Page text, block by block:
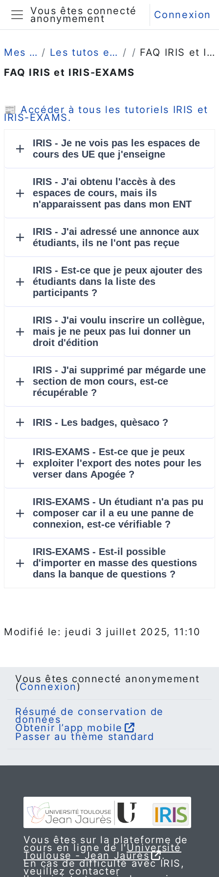
Passer au contenu principal
Panneau latéral
Vous êtes connecté
anonymement Connexion
Mes cours Les tutos enseignants
FAQ IRIS et IRIS-EXAMS
FAQ IRIS et IRIS-EXAMS
📰Accéder à tous les tutoriels IRIS et
IRIS-EXAMS.
Modifié le: jeudi 3 juillet 2025, 11:10
Vous êtes connecté anonymement
(Connexion)
Résumé de conservation de
données
Obtenir l’app mobile
Passer au thème standard
Vous êtes sur la plateforme de
cours en ligne de l'Université
Toulouse - Jean Jaurès .
En cas de difficulté avec IRIS,
veuillez contacter